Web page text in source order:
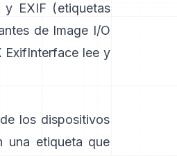
y EXIF (etiquetas
de Image I/O
ExifInterface lee y
los dispositivos
una etiqueta que